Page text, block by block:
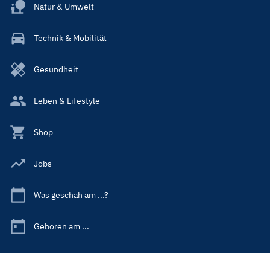
Natur & Umwelt
Technik & Mobilität
Gesundheit
Leben & Lifestyle
Shop
Jobs
Was geschah am ...?
Geboren am ...